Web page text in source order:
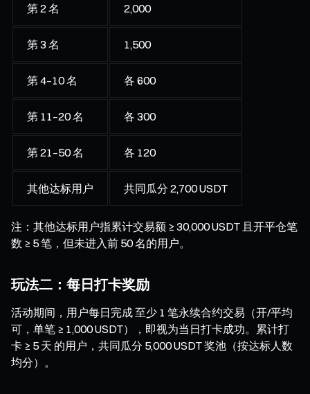
第 2 名 2,000
第 3 名 1,500
第 4–10 名 各 600
第 11–20 名 各 300
第 21–50 名 各 120
其他达标用户 共同瓜分 2,700 USDT
注：其他达标用户指累计交易额 ≥ 30,000 USDT 且开平仓笔
数 ≥ 5 笔，但未进入前 50 名的用户。
玩法二：每日打卡奖励
活动期间，用户每日完成 至少 1 笔永续合约交易（开/平均
可，单笔 ≥ 1,000 USDT），即视为当日打卡成功。累计打
卡 ≥ 5 天 的用户，共同瓜分 5,000 USDT 奖池（按达标人数
均分）。